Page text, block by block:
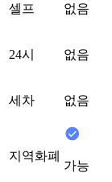
셀프 없음
24시 없음
세차 없음
지역화폐
가능